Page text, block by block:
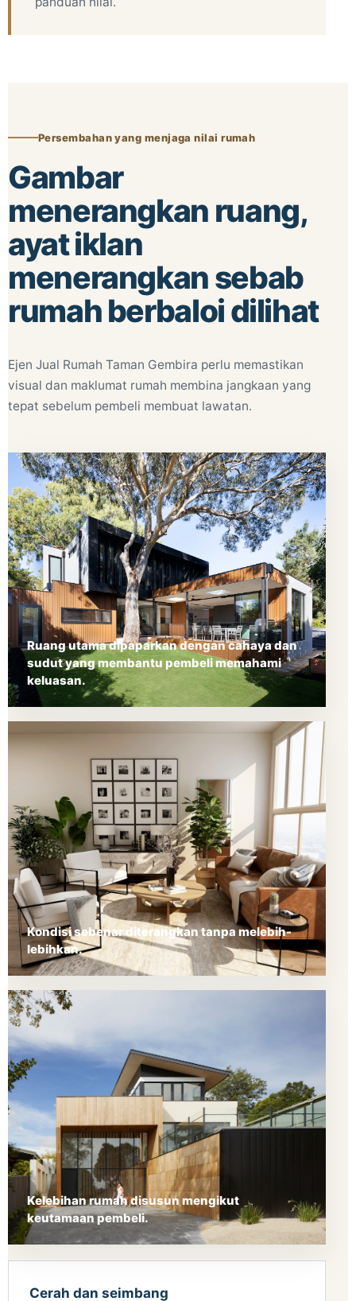
Persembahan yang menjaga nilai rumah
Gambar
menerangkan ruang,
ayat iklan
menerangkan sebab
rumah berbaloi dilihat
Ejen Jual Rumah Taman Gembira perlu memastikan
visual dan maklumat rumah membina jangkaan yang
tepat sebelum pembeli membuat lawatan.
Ruang utama dipaparkan dengan cahaya dan
sudut yang membantu pembeli memahami
keluasan.
Kondisi sebenar diterangkan tanpa melebih-
lebihkan.
Kelebihan rumah disusun mengikut
keutamaan pembeli.
Cerah dan seimbang